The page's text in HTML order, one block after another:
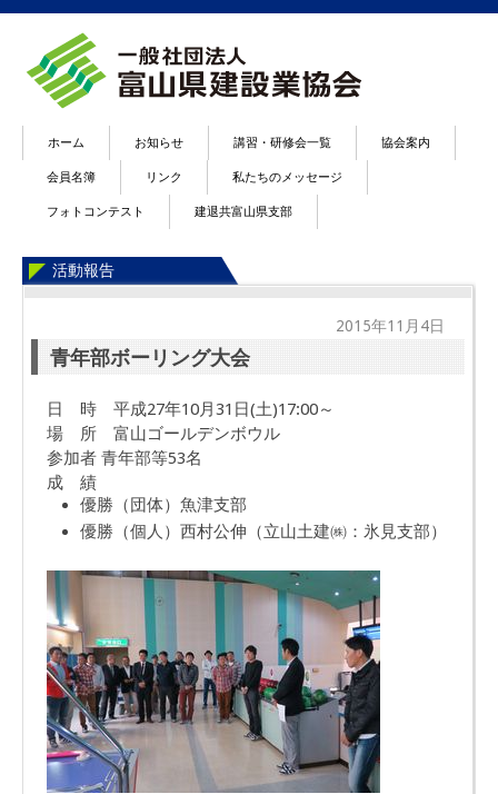
ホーム お知らせ 講習・研修会一覧 協会案内
会員名簿 リンク 私たちのメッセージ
フォトコンテスト 建退共富山県支部
活動報告
2015年11月4日
青年部ボーリング大会
日 時 平成27年10月31日(土)17:00～
場 所 富山ゴールデンボウル
参加者 青年部等53名
成 績
優勝（団体）魚津支部
優勝（個人）西村公伸（立山土建㈱：氷見支部）